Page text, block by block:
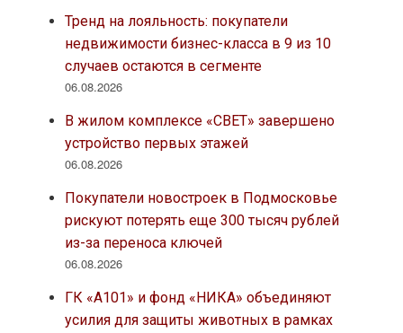
Тренд на лояльность: покупатели
недвижимости бизнес-класса в 9 из 10
случаев остаются в сегменте
06.08.2026
В жилом комплексе «СВЕТ» завершено
устройство первых этажей
06.08.2026
Покупатели новостроек в Подмосковье
рискуют потерять еще 300 тысяч рублей
из-за переноса ключей
06.08.2026
ГК «А101» и фонд «НИКА» объединяют
усилия для защиты животных в рамках